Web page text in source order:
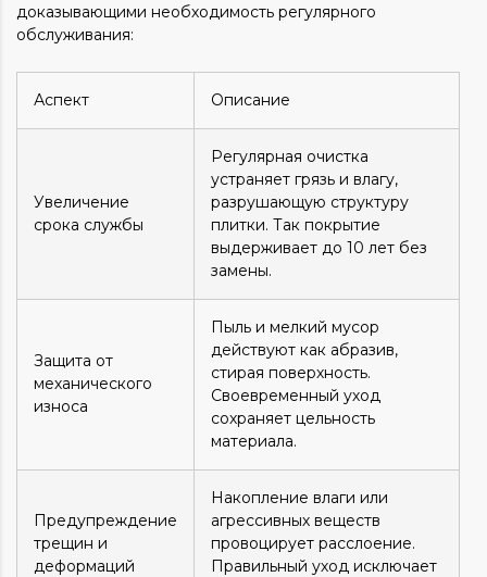
доказывающими необходимость регулярного
обслуживания:
Аспект Описание
Увеличение
срока службы
Регулярная очистка
устраняет грязь и влагу,
разрушающую структуру
плитки. Так покрытие
выдерживает до 10 лет без
замены.
Защита от
механического
износа
Пыль и мелкий мусор
действуют как абразив,
стирая поверхность.
Своевременный уход
сохраняет цельность
материала.
Предупреждение
трещин и
деформаций
Накопление влаги или
агрессивных веществ
провоцирует расслоение.
Правильный уход исключает